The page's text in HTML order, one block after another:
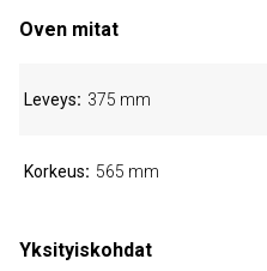
Oven mitat
Leveys 375 mm
Korkeus 565 mm
Yksityiskohdat